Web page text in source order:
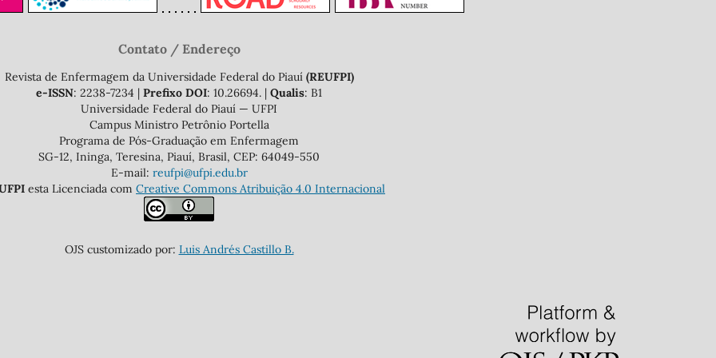
Contato / Endereço
Revista de Enfermagem da Universidade Federal do Piauí (REUFPI)
e-ISSN: 2238-7234 | Prefixo DOI: 10.26694. | Qualis: B1
Universidade Federal do Piauí — UFPI
Campus Ministro Petrônio Portella
Programa de Pós-Graduação em Enfermagem
SG-12, Ininga, Teresina, Piauí, Brasil, CEP: 64049-550
E-mail: reufpi@ufpi.edu.br
esta Licenciada com Creative Commons Atribuição 4.0 Internacional
OJS customizado por: Luis Andrés Castillo B.